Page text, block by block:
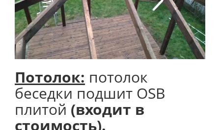
Потолок: потолок
беседки подшит OSB
плитой (входит в
стоимость).